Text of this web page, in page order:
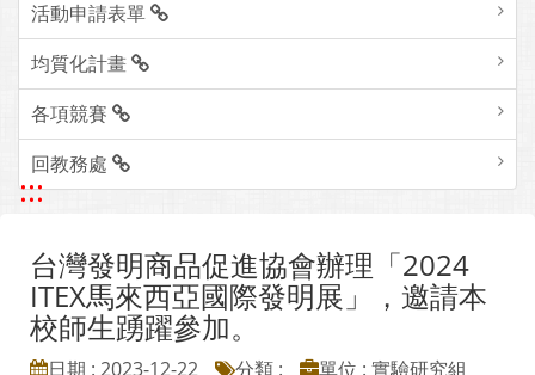
活動申請表單
均質化計畫
各項競賽
回教務處
:::
台灣發明商品促進協會辦理「2024
ITEX馬來西亞國際發明展」，邀請本
校師生踴躍參加。
日期 : 2023-12-22 分類 :
單位 : 實驗研究組